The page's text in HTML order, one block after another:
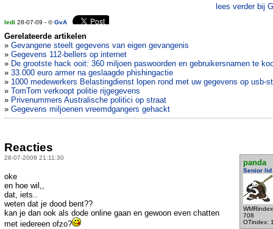
lees verder bij
ledi 28-07-09 - ©GvA
Gerelateerde artikelen
» Gevangene steelt gegevens van eigen gevangenis
» Gegevens 112-bellers op internet
» De grootste hack ooit: 360 miljoen paswoorden en gebruikersnamen te
» 33.000 euro armer na geslaagde phishingactie
» 1000 medewerkers Belastingdienst lopen rond met uw gegevens op usb-
» TomTom verkoopt politie rijgegevens
» Privenummers Australische politici op straat
» Gegevens miljoenen vreemdgangers gehackt
Reacties
28-07-2009 21:11:30
panda
Senior lid
708
OTindex:
oke
en hoe wil,,
dat, iets..
weten dat je dood bent??
kan je dan ook als dode online gaan en gewoon even chatten
met iedereen ofzo?